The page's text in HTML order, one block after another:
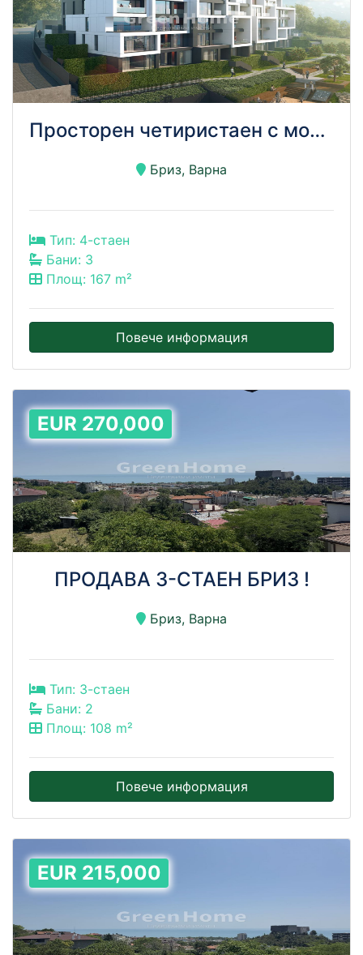
Просторен четиристаен с морска панорама – кв. Бриз!!!
Бриз, Варна
Тип: 4-стаен
Бани: 3
Площ: 167 m²
Повече информация
EUR 270,000
ПРОДАВА 3-СТАЕН БРИЗ !
Бриз, Варна
Тип: 3-стаен
Бани: 2
Площ: 108 m²
Повече информация
EUR 215,000